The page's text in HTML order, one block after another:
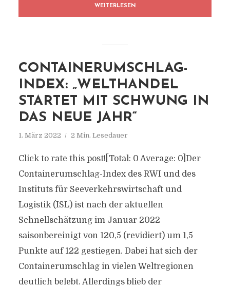
WEITERLESEN
CONTAINERUMSCHLAG-
INDEX: „WELTHANDEL
STARTET MIT SCHWUNG IN
DAS NEUE JAHR“
1. März 2022 2 Min. Lesedauer
Click to rate this post![Total: 0 Average: 0]Der
Containerumschlag-Index des RWI und des
Instituts für Seeverkehrswirtschaft und
Logistik (ISL) ist nach der aktuellen
Schnellschätzung im Januar 2022
saisonbereinigt von 120,5 (revidiert) um 1,5
Punkte auf 122 gestiegen. Dabei hat sich der
Containerumschlag in vielen Weltregionen
deutlich belebt. Allerdings blieb der